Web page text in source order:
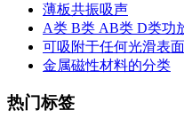
薄板共振吸声
A类 B类 AB类 D类功
可吸附于任何光滑表
金属磁性材料的分类
热门标签